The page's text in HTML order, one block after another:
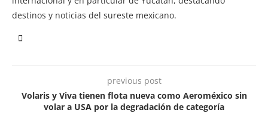
destinos y noticias del sureste mexicano.
previous post
Volaris y Viva tienen flota nueva como Aeroméxico sin
volar a USA por la degradación de categoría